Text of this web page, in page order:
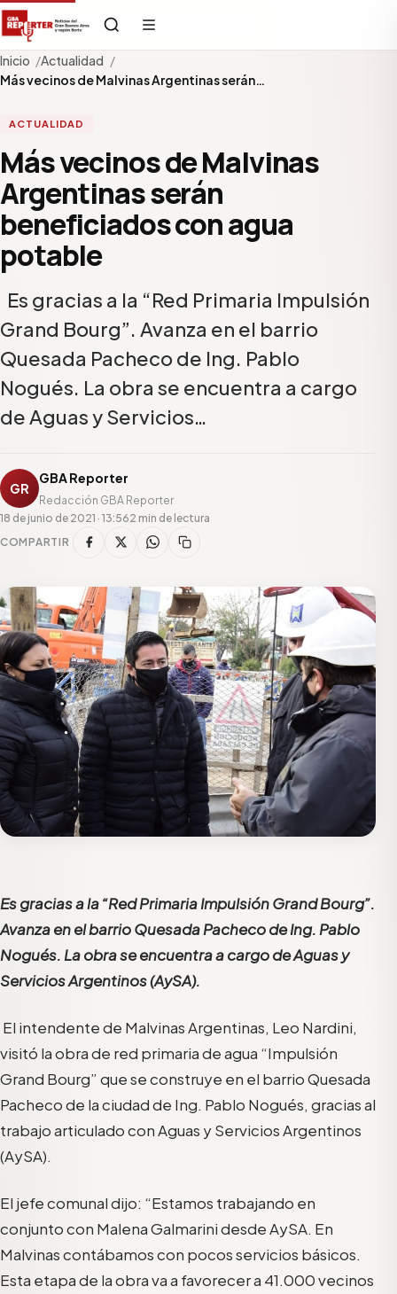
Inicio
Actualidad
Más vecinos de Malvinas Argentinas serán…
ACTUALIDAD
Más vecinos de Malvinas
Argentinas serán
beneficiados con agua
potable
Es gracias a la “Red Primaria Impulsión
Grand Bourg”. Avanza en el barrio
Quesada Pacheco de Ing. Pablo
Nogués. La obra se encuentra a cargo
de Aguas y Servicios…
GR
GBA Reporter
Redacción GBA Reporter
18 de junio de 2021 · 13:562 min de lectura
COMPARTIR
Es gracias a la “Red Primaria Impulsión Grand Bourg”.
Avanza en el barrio Quesada Pacheco de Ing. Pablo
Nogués. La obra se encuentra a cargo de Aguas y
Servicios Argentinos (AySA).
El intendente de Malvinas Argentinas, Leo Nardini,
visitó la obra de red primaria de agua “Impulsión
Grand Bourg” que se construye en el barrio Quesada
Pacheco de la ciudad de Ing. Pablo Nogués, gracias al
trabajo articulado con Aguas y Servicios Argentinos
(AySA).
El jefe comunal dijo: “Estamos trabajando en
conjunto con Malena Galmarini desde AySA. En
Malvinas contábamos con pocos servicios básicos.
Esta etapa de la obra va a favorecer a 41.000 vecinos